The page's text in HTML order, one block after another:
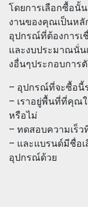
โดยการเลือกซื้อนั้
งานของคุณเป็นหลั
อุปกรณ์ที่ต้องการ
และงบประมาณนั่น
งอื่นๆประกอบการ
– อุปกรณ์ที่จะซื้อนี้
– เราอยู่พื้นที่ที่คุณ
หรือไม่
– ทดสอบความเร็
– และแบรนด์มีชื่อ
อุปกรณ์ด้วย